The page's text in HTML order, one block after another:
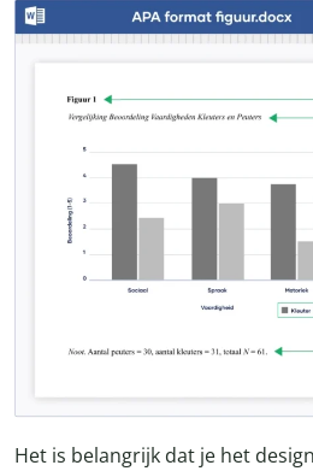
Het is belangrijk dat je het